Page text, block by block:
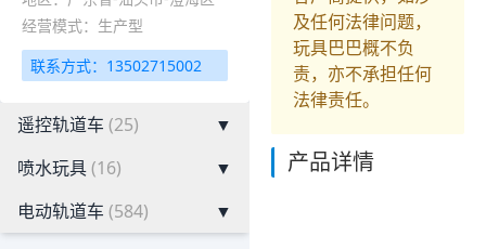
经营模式：生产型
联系方式：13502715002
遥控轨道车 (25)
▼
喷水玩具(16)
▼
电动轨道车 (584) ▼
及任何法律问题，
玩具巴巴概不负
责，亦不承担任何
法律责任。
产品详情